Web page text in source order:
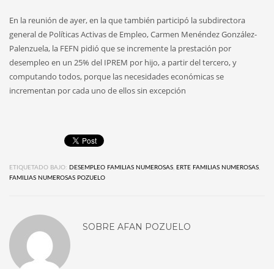
En la reunión de ayer, en la que también participó la subdirectora
general de Políticas Activas de Empleo, Carmen Menéndez González-
Palenzuela, la FEFN pidió que se incremente la prestación por
desempleo en un 25% del IPREM por hijo, a partir del tercero, y
computando todos, porque las necesidades económicas se
incrementan por cada uno de ellos sin excepción
ETIQUETADO BAJO: DESEMPLEO FAMILIAS NUMEROSAS ERTE FAMILIAS NUMEROSAS
FAMILIAS NUMEROSAS POZUELO
SOBRE AFAN POZUELO